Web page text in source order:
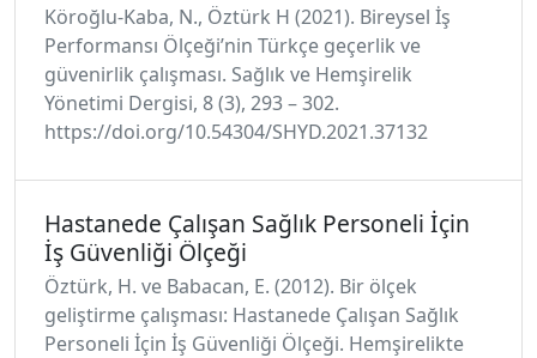
Köroğlu-Kaba, N., Öztürk H (2021). Bireysel İş
Performansı Ölçeği’nin Türkçe geçerlik ve
güvenirlik çalışması. Sağlık ve Hemşirelik
Yönetimi Dergisi, 8 (3), 293 – 302.
https://doi.org/10.54304/SHYD.2021.37132
Hastanede Çalışan Sağlık Personeli İçin
İş Güvenliği Ölçeği
Öztürk, H. ve Babacan, E. (2012). Bir ölçek
geliştirme çalışması: Hastanede Çalışan Sağlık
Personeli İçin İş Güvenliği Ölçeği. Hemşirelikte